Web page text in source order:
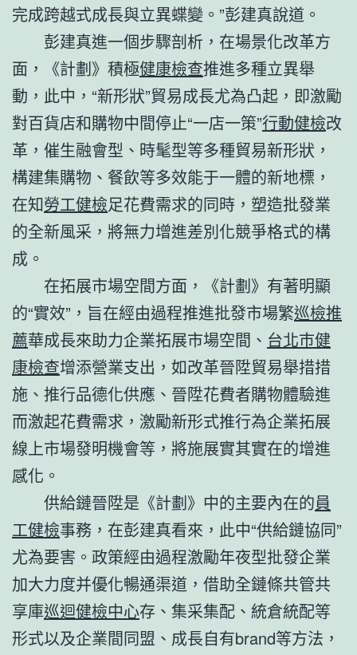
完成跨越式成長與立異蝶變。”彭建真說道。
彭建真進一個步驟剖析，在場景化改革方
面，《計劃》積極健康檢查推進多種立異舉
動，此中，“新形狀”貿易成長尤為凸起，即激勵
對百貨店和購物中間停止“一店一策”行動健檢改
革，催生融會型、時髦型等多種貿易新形狀，
構建集購物、餐飲等多效能于一體的新地標，
在知勞工健檢足花費需求的同時，塑造批發業
的全新風采，將無力增進差別化競爭格式的構
成。
在拓展市場空間方面，《計劃》有著明顯
的“實效”，旨在經由過程推進批發市場繁巡檢推
薦華成長來助力企業拓展市場空間、 台北巿健
康檢查增添營業支出，如改革晉陞貿易舉措措
施、推行品德化供應、晉陞花費者購物體驗進
而激起花費需求，激勵新形式推行為企業拓展
線上市場發明機會等，將施展實其實在的增進
感化。
供給鏈晉陞是《計劃》中的主要內在的員
工健檢事務，在彭建真看來，此中“供給鏈協同”
尤為要害。政策經由過程激勵年夜型批發企業
加大力度并優化暢通渠道，借助全鏈條共管共
享庫巡迴健檢中心存、集采集配、統倉統配等
形式以及企業間同盟、成長自有brand等方法，